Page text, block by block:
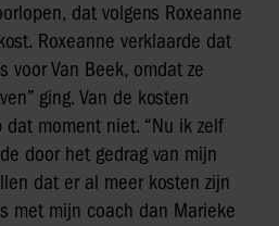
dat volgens Roxeanne
Roxeanne verklaarde dat
voor Van Beek, omdat ze
ging. Van de kosten
moment niet. “Nu ik zelf
door het gedrag van mijn
dat er al meer kosten zijn
met mijn coach dan Marieke